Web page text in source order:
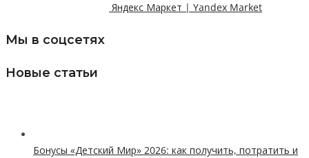
Яндекс Маркет | Yandex Market
Мы в соцсетях
Новые статьи
Бонусы «Детский Мир» 2026: как получить, потратить и